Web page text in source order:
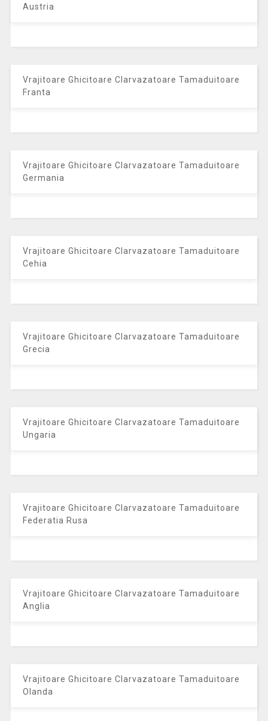
Austria
Vrajitoare Ghicitoare Clarvazatoare Tamaduitoare
Franta
Vrajitoare Ghicitoare Clarvazatoare Tamaduitoare
Germania
Vrajitoare Ghicitoare Clarvazatoare Tamaduitoare
Cehia
Vrajitoare Ghicitoare Clarvazatoare Tamaduitoare
Grecia
Vrajitoare Ghicitoare Clarvazatoare Tamaduitoare
Ungaria
Vrajitoare Ghicitoare Clarvazatoare Tamaduitoare
Federatia Rusa
Vrajitoare Ghicitoare Clarvazatoare Tamaduitoare
Anglia
Vrajitoare Ghicitoare Clarvazatoare Tamaduitoare
Olanda